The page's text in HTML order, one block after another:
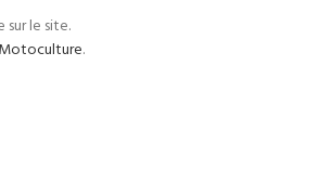
le site.
.